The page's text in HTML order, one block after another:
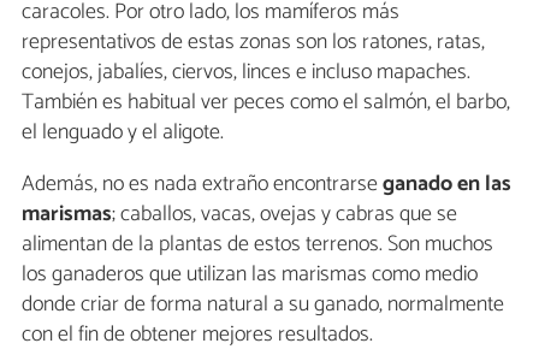
caracoles. Por otro lado, los mamíferos más
representativos de estas zonas son los ratones, ratas,
conejos, jabalíes, ciervos, linces e incluso mapaches.
También es habitual ver peces como el salmón, el barbo,
el lenguado y el aligote.
Además, no es nada extraño encontrarseganado en las
marismas; caballos, vacas, ovejas y cabras que se
alimentan de la plantas de estos terrenos. Son muchos
los ganaderos que utilizan las marismas como medio
donde criar de forma natural a su ganado, normalmente
con el fin de obtener mejores resultados.